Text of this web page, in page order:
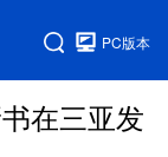
PC版本
在三亚发